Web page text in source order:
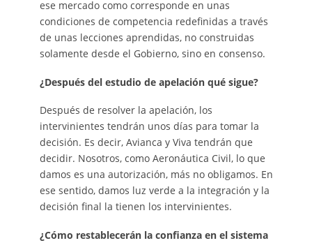
ese mercado como corresponde en unas
condiciones de competencia redefinidas a través
de unas lecciones aprendidas, no construidas
solamente desde el Gobierno, sino en consenso.
¿Después del estudio de apelación qué sigue?
Después de resolver la apelación, los
intervinientes tendrán unos días para tomar la
decisión. Es decir, Avianca y Viva tendrán que
decidir. Nosotros, como Aeronáutica Civil, lo que
damos es una autorización, más no obligamos. En
ese sentido, damos luz verde a la integración y la
decisión final la tienen los intervinientes.
¿Cómo restablecerán la confianza en el sistema